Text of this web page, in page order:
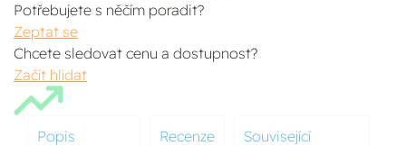
Potřebujete s něčím poradit?
Zeptat se
Chcete sledovat cenu a dostupnost?
Začít hlídat
Popis
Recenze
Související